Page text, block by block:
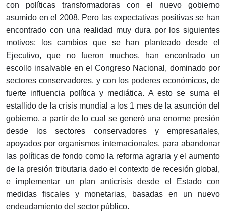
con políticas transformadoras con el nuevo gobierno
asumido en el 2008. Pero las expectativas positivas se han
encontrado con una realidad muy dura por los siguientes
motivos: los cambios que se han planteado desde el
Ejecutivo, que no fueron muchos, han encontrado un
escollo insalvable en el Congreso Nacional, dominado por
sectores conservadores, y con los poderes económicos, de
fuerte influencia política y mediática. A esto se suma el
estallido de la crisis mundial a los 1 mes de la asunción del
gobierno, a partir de lo cual se generó una enorme presión
desde los sectores conservadores y empresariales,
apoyados por organismos internacionales, para abandonar
las políticas de fondo como la reforma agraria y el aumento
de la presión tributaria dado el contexto de recesión global,
e implementar un plan anticrisis desde el Estado con
medidas fiscales y monetarias, basadas en un nuevo
endeudamiento del sector público.